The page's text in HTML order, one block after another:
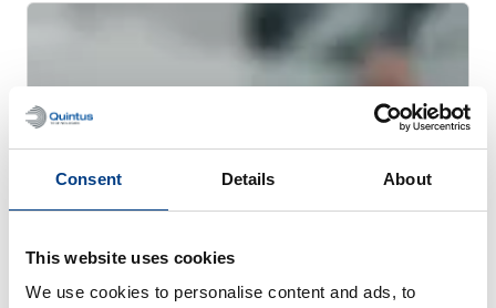
Consent Details About
This website uses cookies
We use cookies to personalise content and ads, to